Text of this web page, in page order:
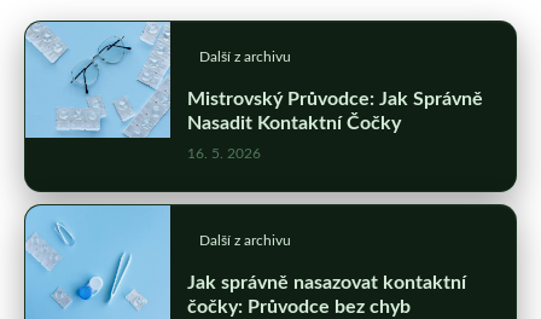
Další z archivu
Mistrovský Průvodce: Jak Správně
Nasadit Kontaktní Čočky
16. 5. 2026
Další z archivu
Jak správně nasazovat kontaktní
čočky: Průvodce bez chyb